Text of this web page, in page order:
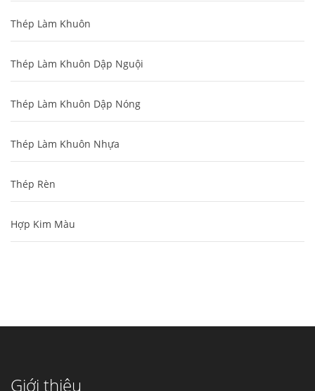
Thép Làm Khuôn
Thép Làm Khuôn Dập Nguội
Thép Làm Khuôn Dập Nóng
Thép Làm Khuôn Nhựa
Thép Rèn
Hợp Kim Màu
Giới thiệu